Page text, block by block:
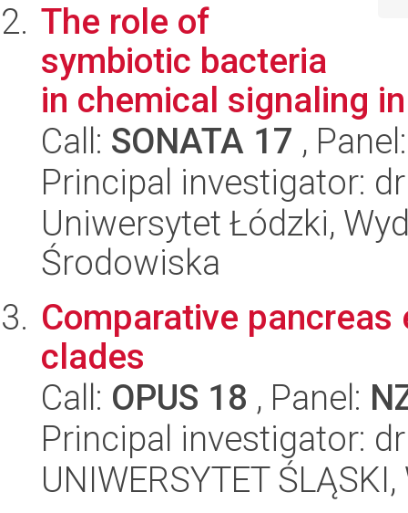
The role of
symbiotic bacteria
in chemical signaling
Call: SONATA 17 ,
Principal investigator:
Uniwersytet Łódzki,
Środowiska
Comparative
clades
Call: OPUS 18 , Panel:
Principal investigator:
UNIWERSYTET